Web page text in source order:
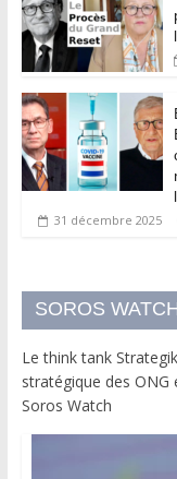
31 décembre 2025
SOROS
Le think tank
stratégique des
Soros Watch